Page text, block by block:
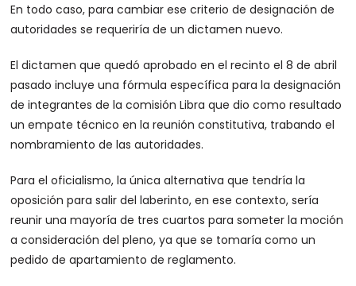
En todo caso, para cambiar ese criterio de designación de
autoridades se requeriría de un dictamen nuevo.
El dictamen que quedó aprobado en el recinto el 8 de abril
pasado incluye una fórmula específica para la designación
de integrantes de la comisión Libra que dio como resultado
un empate técnico en la reunión constitutiva, trabando el
nombramiento de las autoridades.
Para el oficialismo, la única alternativa que tendría la
oposición para salir del laberinto, en ese contexto, sería
reunir una mayoría de tres cuartos para someter la moción
a consideración del pleno, ya que se tomaría como un
pedido de apartamiento de reglamento.